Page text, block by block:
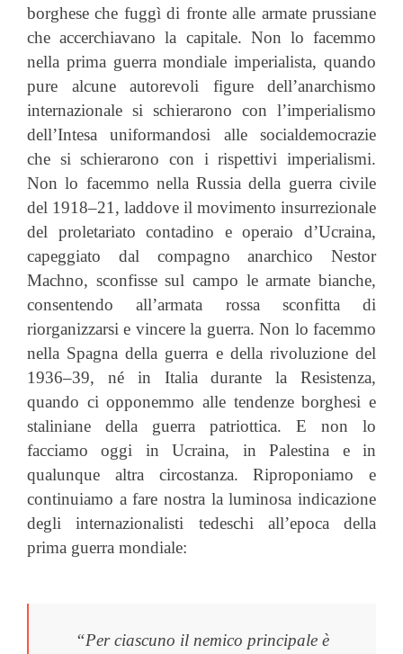
borghese che fuggì di fronte alle armate prussiane
che accerchiavano la capitale. Non lo facemmo
nella prima guerra mondiale imperialista, quando
pure alcune autorevoli figure dell’anarchismo
internazionale si schierarono con l’imperialismo
dell’Intesa uniformandosi alle socialdemocrazie
che si schierarono con i rispettivi imperialismi.
Non lo facemmo nella Russia della guerra civile
del 1918–21, laddove il movimento insurrezionale
del proletariato contadino e operaio d’Ucraina,
capeggiato dal compagno anarchico Nestor
Machno, sconfisse sul campo le armate bianche,
consentendo all’armata rossa sconfitta di
riorganizzarsi e vincere la guerra. Non lo facemmo
nella Spagna della guerra e della rivoluzione del
1936–39, né in Italia durante la Resistenza,
quando ci opponemmo alle tendenze borghesi e
staliniane della guerra patriottica. E non lo
facciamo oggi in Ucraina, in Palestina e in
qualunque altra circostanza. Riproponiamo e
continuiamo a fare nostra la luminosa indicazione
degli internazionalisti tedeschi all’epoca della
prima guerra mondiale:
“Per ciascuno il nemico principale è